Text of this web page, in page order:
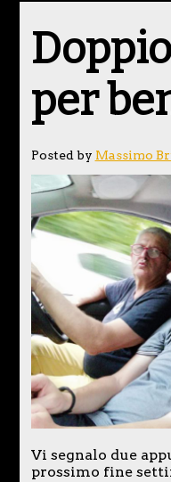
per
Posted by Massimo
Vi segnalo due
prossimo fine